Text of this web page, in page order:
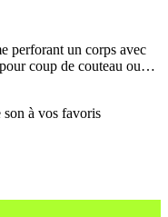
perforant un corps avec
coup de couteau ou…